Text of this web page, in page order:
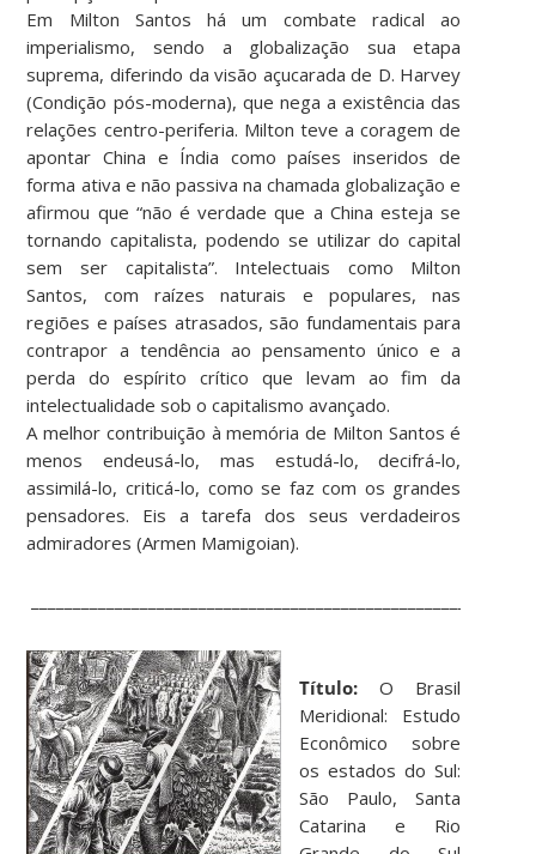
Em Milton Santos há um combate radical ao
imperialismo, sendo a globalização sua etapa
suprema, diferindo da visão açucarada de D. Harvey
(Condição pós-moderna), que nega a existência das
relações centro-periferia. Milton teve a coragem de
apontar China e Índia como países inseridos de
forma ativa e não passiva na chamada globalização e
afirmou que “não é verdade que a China esteja se
tornando capitalista, podendo se utilizar do capital
sem ser capitalista”. Intelectuais como Milton
Santos, com raízes naturais e populares, nas
regiões e países atrasados, são fundamentais para
contrapor a tendência ao pensamento único e a
perda do espírito crítico que levam ao fim da
intelectualidade sob o capitalismo avançado.
A melhor contribuição à memória de Milton Santos é
menos endeusá-lo, mas estudá-lo, decifrá-lo,
assimilá-lo, criticá-lo, como se faz com os grandes
pensadores. Eis a tarefa dos seus verdadeiros
admiradores (Armen Mamigoian).
Título: O Brasil
Meridional: Estudo
Econômico sobre
os estados do Sul:
São Paulo, Santa
Catarina e Rio